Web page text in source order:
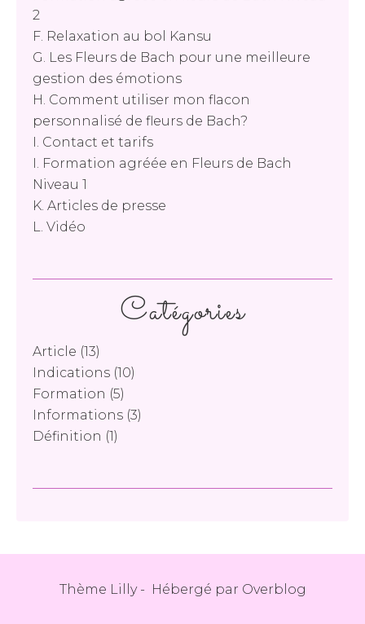
Catégories
Article (13)
Indications (10)
Formation (5)
Informations (3)
Définition (1)
2
F. Relaxation au bol Kansu
G. Les Fleurs de Bach pour une meilleure
gestion des émotions
H. Comment utiliser mon flacon
personnalisé de fleurs de Bach?
I. Contact et tarifs
I. Formation agréée en Fleurs de Bach
Niveau 1
K. Articles de presse
L. Vidéo
Thème Lilly - Hébergé par Overblog